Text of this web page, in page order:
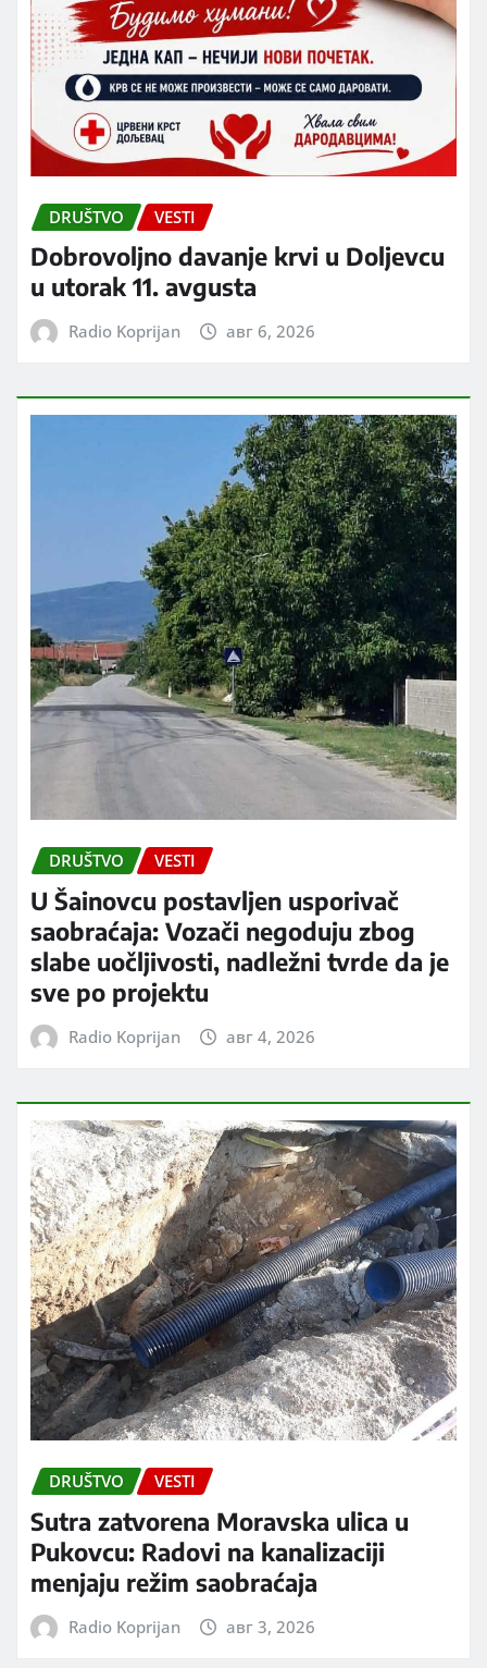
DRUŠTVO VESTI
Dobrovoljno davanje krvi u Doljevcu
u utorak 11. avgusta
Radio Koprijan авг 6, 2026
DRUŠTVO VESTI
U Šainovcu postavljen usporivač
saobraćaja: Vozači negoduju zbog
slabe uočljivosti, nadležni tvrde da je
sve po projektu
Radio Koprijan авг 4, 2026
DRUŠTVO VESTI
Sutra zatvorena Moravska ulica u
Pukovcu: Radovi na kanalizaciji
menjaju režim saobraćaja
Radio Koprijan авг 3, 2026